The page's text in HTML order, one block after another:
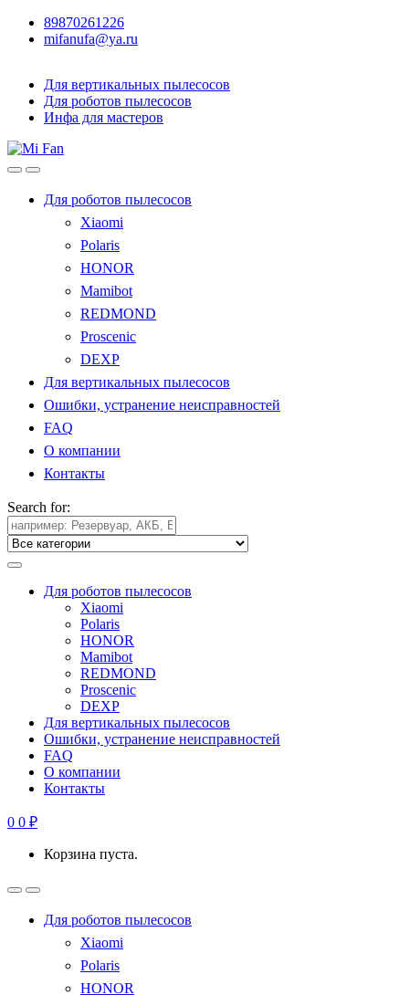
89870261226
mifanufa@ya.ru
Для вертикальных пылесосов
Для роботов пылесосов
Инфа для мастеров
Для роботов пылесосов
Xiaomi
Polaris
HONOR
Mamibot
REDMOND
Proscenic
DEXP
Для вертикальных пылесосов
Ошибки, устранение неисправностей
FAQ
О компании
Контакты
Search for:
Для роботов пылесосов
Xiaomi
Polaris
HONOR
Mamibot
REDMOND
Proscenic
DEXP
Для вертикальных пылесосов
Ошибки, устранение неисправностей
FAQ
О компании
Контакты
0 0 ₽
Корзина пуста.
Для роботов пылесосов
Xiaomi
Polaris
HONOR